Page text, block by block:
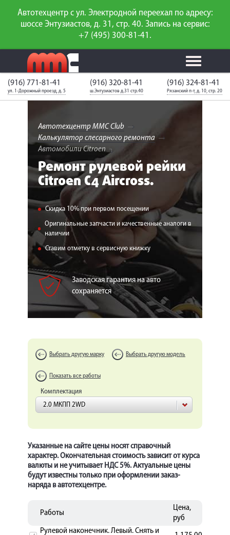
Автотехцентр с ул. Электродной переехал по адресу:
шоссе Энтузиастов, д. 31, стр. 40. Запись на сервис:
+7 (495) 300-81-41.
Калькулятор
ТО
Каталог
запчастей
Калькулятор
слесарного
ремонта
Вход для
ГАРАНТИИ
О СЕРВИСЕ
АКЦИИ
УСЛУГИ
КОРП.КЛИЕНТАМ
ЦЕНЫ
ЗАПЧАСТИ
ОТЗЫВЫ
КОНТАКТЫ
ЗАПИСЬ НА СЕРВИС
ЗАДАТЬ ВОПРОС
(916) 771-81-41
ул. 1-Дорожный проезд, д. 5
(916) 320-81-41
ш.Энтузиастов д.31 стр.40
(916) 324-81-41
Рязанский п-т, д. 10, стр. 20
Автотехцентр MMC Club
Калькулятор слесарного ремонта
Автомобили Citroen
Ремонт рулевой рейки
Citroen C4 Aircross.
Скидка 10% при первом посещении
Оригинальные запчасти и качественные аналоги в
наличии
Ставим отметку в сервисную книжку
Заводская гарантия на авто
сохраняется
Выбрать другую марку Выбрать другую модель
Показать все работы
Комплектация
2.0 МКПП 2WD
Указанные на сайте цены носят справочный
характер. Окончательная стоимость зависит от курса
валюты и не учитывает НДС 5%. Актуальные цены
будут известны только при оформлении заказ-
наряда в автотехцентре.
Работы
Цена,
руб
Рулевой наконечник. Левый. Снять и